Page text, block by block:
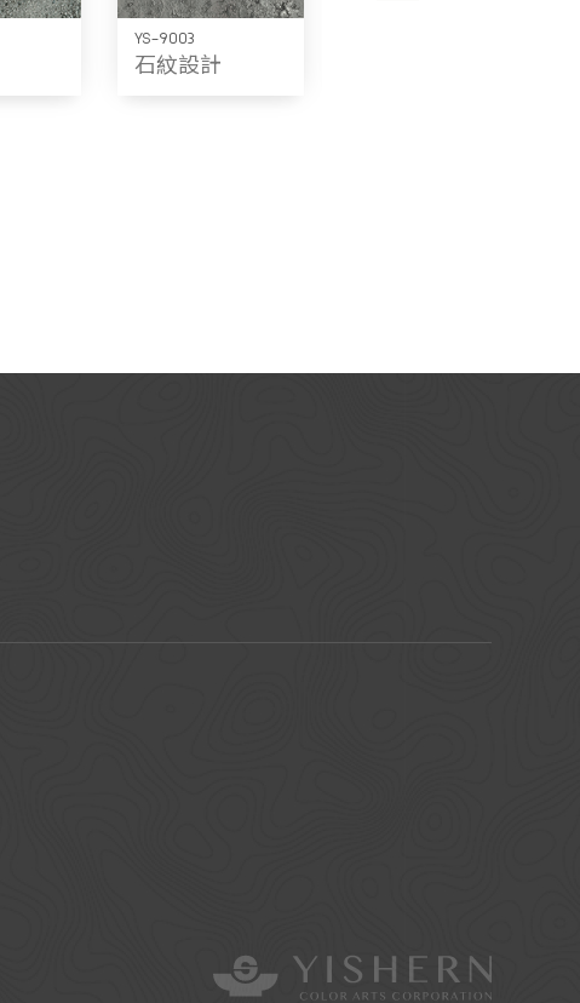
YS-9003
石紋設計